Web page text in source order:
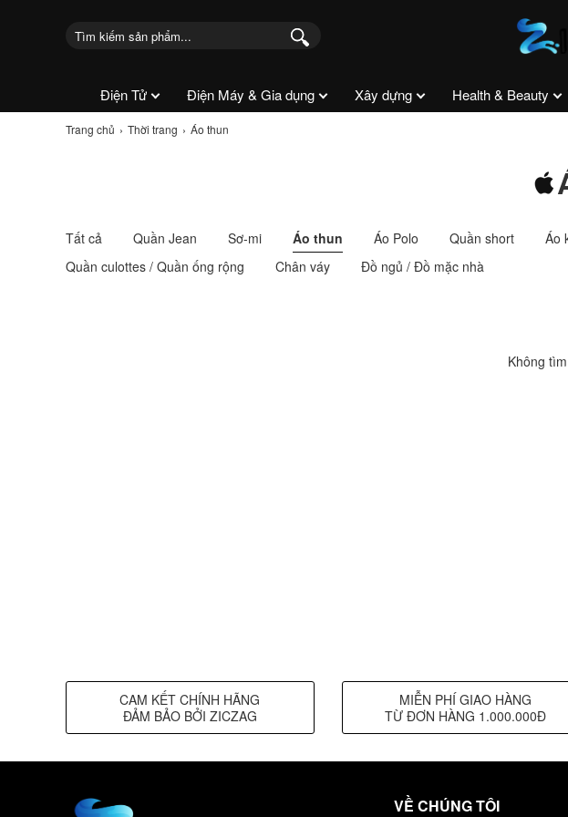
Điện Tử Điện Máy & Gia dụng Xây dựng Health & Beauty
Trang chủ Thời trang Áo thun
Tất cả Quần Jean Sơ-mi Áo thun Áo Polo Quần short Áo
Quần culottes / Quần ống rộng
Chân váy
Đồ ngủ / Đồ mặc nhà
Không
CAM KẾT CHÍNH HÃNG
ĐẢM BẢO BỞI ZICZAG
MIỄN PHÍ GIAO HÀNG
TỪ ĐƠN HÀNG 1.000.000Đ
VỀ CHÚNG TÔI